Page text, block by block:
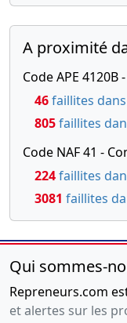
A proximité
Code APE
46faillites
805faillites
Code NAF 41 -
224faillites
3081 faillites
Qui sommes-
Repreneurs.com
et alertes sur les